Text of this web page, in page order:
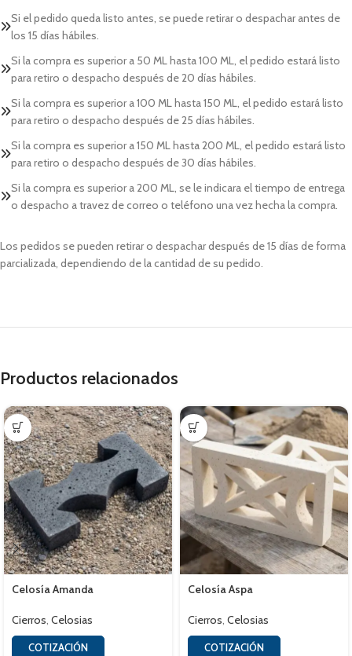
Si el pedido queda listo antes, se puede retirar o despachar antes de
los 15 días hábiles.
Si la compra es superior a 50 ML hasta 100 ML, el pedido estará listo
para retiro o despacho después de 20 días hábiles.
Si la compra es superior a 100 ML hasta 150 ML, el pedido estará listo
para retiro o despacho después de 25 días hábiles.
Si la compra es superior a 150 ML hasta 200 ML, el pedido estará listo
para retiro o despacho después de 30 días hábiles.
Si la compra es superior a 200 ML, se le indicara el tiempo de entrega
o despacho a travez de correo o teléfono una vez hecha la compra.
Los pedidos se pueden retirar o despachar después de 15 días de forma
parcializada, dependiendo de la cantidad de su pedido.
Productos relacionados
Celosía Amanda
Cierros, Celosias
COTIZACIÓN
Celosía Aspa
Cierros, Celosias
COTIZACIÓN